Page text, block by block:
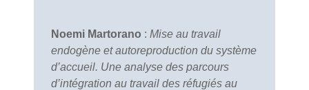
Noemi Martorano : Mise au travail
endogène et autoreproduction du système
d’accueil. Une analyse des parcours
d’intégration au travail des réfugiés au